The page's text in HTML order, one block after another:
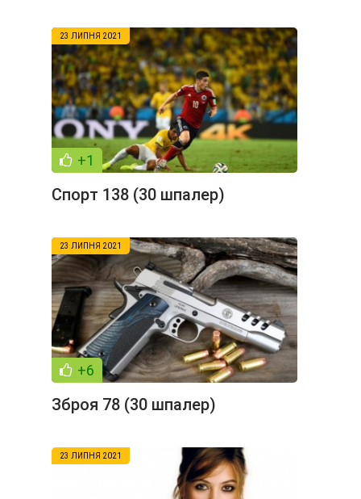
23 ЛИПНЯ 2021
+1
Спорт 138 (30 шпалер)
23 ЛИПНЯ 2021
+6
Зброя 78 (30 шпалер)
23 ЛИПНЯ 2021